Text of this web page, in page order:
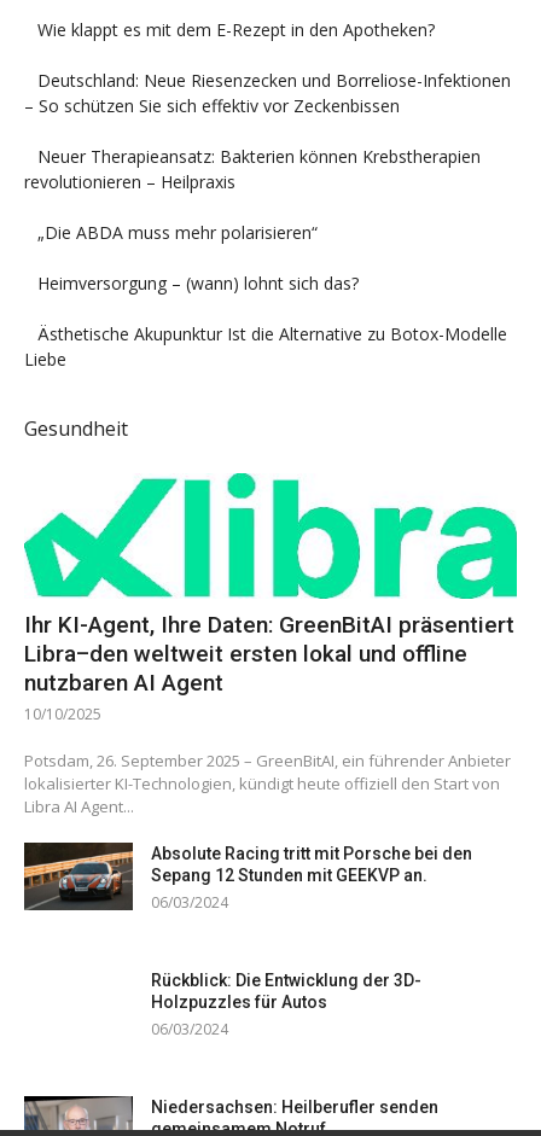
Wie klappt es mit dem E-Rezept in den Apotheken?
Deutschland: Neue Riesenzecken und Borreliose-Infektionen
– So schützen Sie sich effektiv vor Zeckenbissen
Neuer Therapieansatz: Bakterien können Krebstherapien
revolutionieren – Heilpraxis
„Die ABDA muss mehr polarisieren“
Heimversorgung – (wann) lohnt sich das?
Ästhetische Akupunktur Ist die Alternative zu Botox-Modelle
Liebe
Gesundheit
Ihr KI-Agent, Ihre Daten: GreenBitAI präsentiert
Libra–den weltweit ersten lokal und offline
nutzbaren AI Agent
10/10/2025
Potsdam, 26. September 2025 – GreenBitAI, ein führender Anbieter
lokalisierter KI-Technologien, kündigt heute offiziell den Start von
Libra AI Agent...
Absolute Racing tritt mit Porsche bei den
Sepang 12 Stunden mit GEEKVP an.
06/03/2024
Rückblick: Die Entwicklung der 3D-
Holzpuzzles für Autos
06/03/2024
Niedersachsen: Heilberufler senden
gemeinsamem Notruf